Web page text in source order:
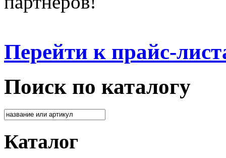
Перейти к прайс-
Поиск по каталогу
Каталог